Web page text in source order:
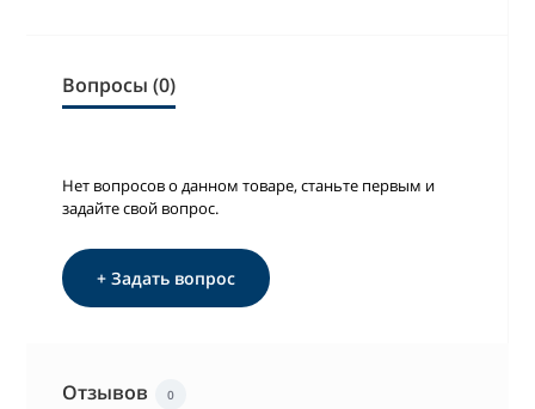
Вопросы (0)
Нет вопросов о данном товаре, станьте первым и
задайте свой вопрос.
+ Задать вопрос
Отзывов 0